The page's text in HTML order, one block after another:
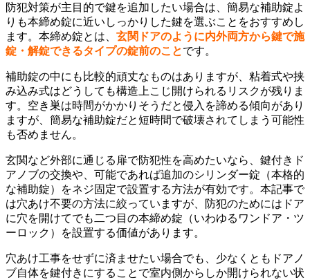
防犯対策が主目的で鍵を追加したい場合は、簡易な補助錠よ
りも本締め錠に近いしっかりした鍵を選ぶことをおすすめし
ます。本締め錠とは、 玄関ドアのように内外両方から鍵で施
錠・解錠できるタイプの錠前のことです。
補助錠の中にも比較的頑丈なものはありますが、粘着式や挟
み込み式はどうしても構造上こじ開けられるリスクが残りま
す。空き巣は時間がかかりそうだと侵入を諦める傾向があり
ますが、簡易な補助錠だと短時間で破壊されてしまう可能性
も否めません。
玄関など外部に通じる扉で防犯性を高めたいなら、鍵付きド
アノブの交換や、可能であれば追加のシリンダー錠（本格的
な補助錠）をネジ固定で設置する方法が有効です。本記事で
は穴あけ不要の方法に絞っていますが、防犯のためにはドア
に穴を開けてでも二つ目の本締め錠（いわゆるワンドア・ツ
ーロック）を設置する価値があります。
穴あけ工事をせずに済ませたい場合でも、少なくともドアノ
ブ自体を鍵付きにすることで室内側からしか開けられない状